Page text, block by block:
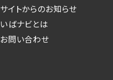
サイトからのお知らせ
いばナビとは
お問い合わせ